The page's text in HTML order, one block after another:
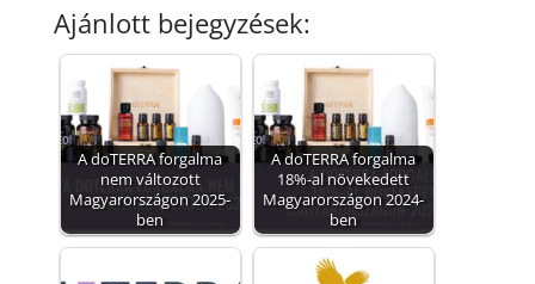
Ajánlott bejegyzések:
A doTERRA forgalma
nem változott
Magyarországon 2025-
ben
A doTERRA forgalma
18%-al növekedett
Magyarországon 2024-
ben